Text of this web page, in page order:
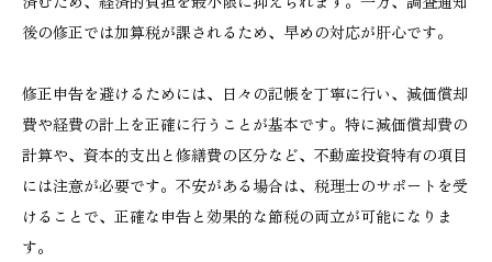
後の修正では加算税が課されるため、早めの対応が肝心です。
修正申告を避けるためには、日々の記帳を丁寧に行い、減価償却
費や経費の計上を正確に行うことが基本です。特に減価償却費の
計算や、資本的支出と修繕費の区分など、不動産投資特有の項目
には注意が必要です。不安がある場合は、税理士のサポートを受
けることで、正確な申告と効果的な節税の両立が可能になりま
す。